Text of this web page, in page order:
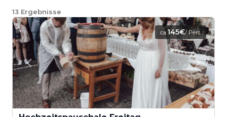
13 Ergebnisse
ca.145€/ Pers.